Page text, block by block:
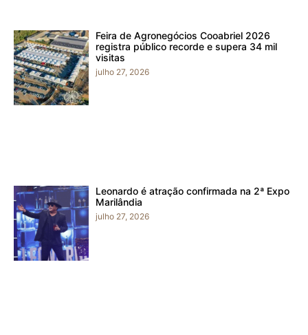
Feira de Agronegócios Cooabriel 2026
registra público recorde e supera 34 mil
visitas
julho 27, 2026
Leonardo é atração confirmada na 2ª Expo
Marilândia
julho 27, 2026